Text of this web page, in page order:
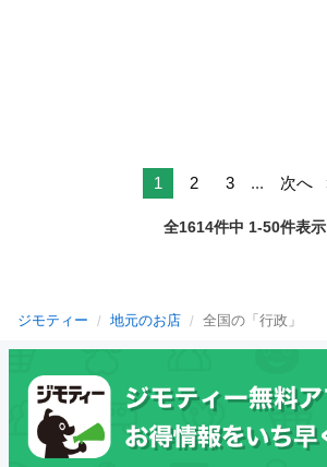
1 2 3 ... 次へ
全1614件中 1-50件表示
ジモティー 地元のお店 全国の「行政」